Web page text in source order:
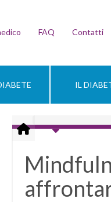
FAQ Contatti
IL